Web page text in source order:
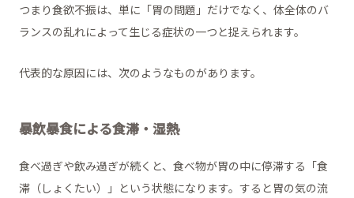
つまり食欲不振は、単に「胃の問題」だけでなく、体全体のバ
ランスの乱れによって生じる症状の一つと捉えられます。
代表的な原因には、次のようなものがあります。
暴飲暴食による食滞・湿熱
食べ過ぎや飲み過ぎが続くと、食べ物が胃の中に停滞する「食
滞（しょくたい）」という状態になります。すると胃の気の流